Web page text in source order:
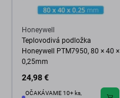
Honeywell
Teplovodivá podložka
Honeywell PTM7950, 80 × 40 ×
0,25mm
24,98 €
OČAKÁVAME 10+ ks,